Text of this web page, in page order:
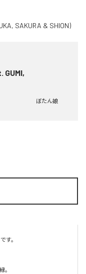
ぼたん娘
す。
緑。